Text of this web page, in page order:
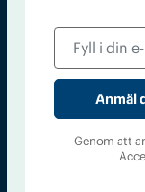
Accent
Genom att